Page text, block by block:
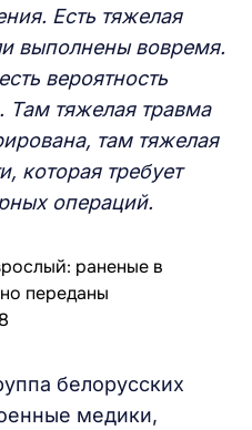
Есть тяжелая
выполнены вовремя.
вероятность
Там тяжелая травма
там тяжелая
которая требует
операций.
белорусских
медики,